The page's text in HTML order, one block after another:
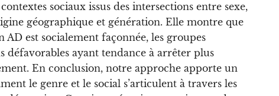
sociaux issus des intersections entre sexe,
géographique et génération. Elle montre que
AD est socialement façonnée, les groupes
défavorables ayant tendance à arrêter plus
En conclusion, notre approche apporte un
le genre et le social s’articulent à travers les